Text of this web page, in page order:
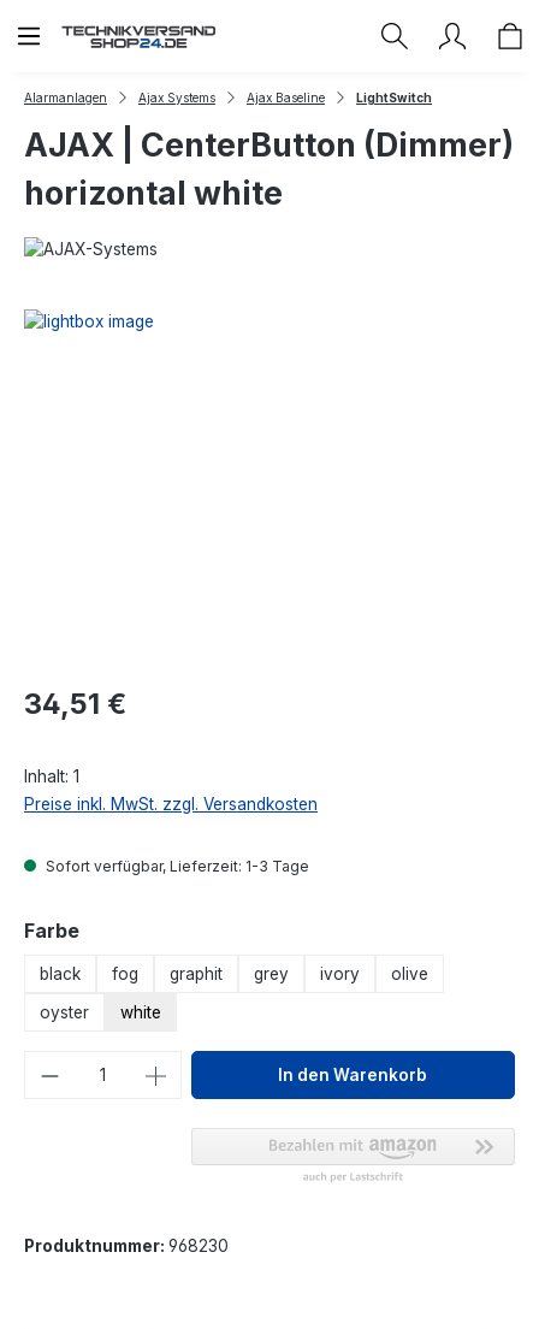
Zum Hauptinhalt springen
Alarmanlagen Ajax Systems Ajax Baseline LightSwitch
AJAX | CenterButton (Dimmer)
horizontal white
Regulärer Preis:
34,51 €
Inhalt: 1
Preise inkl. MwSt. zzgl. Versandkosten
Sofort verfügbar, Lieferzeit: 1-3 Tage
Farbeauswählen
black fog graphit grey ivory
olive
oyster
white
Produkt Anzahl: Gib denIn den Warenkorb
Produktnummer: 968230